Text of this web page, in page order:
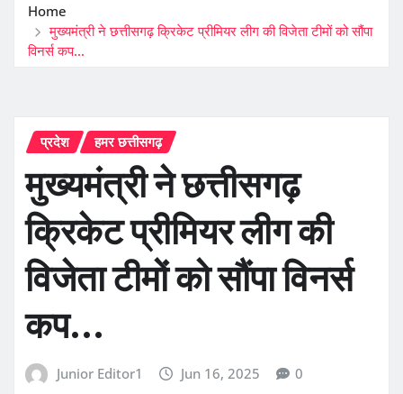
Home
मुख्यमंत्री ने छत्तीसगढ़ क्रिकेट प्रीमियर लीग की विजेता टीमों को सौंपा
विनर्स कप…
प्रदेश हमर छत्तीसगढ़
मुख्यमंत्री ने छत्तीसगढ़
क्रिकेट प्रीमियर लीग की
विजेता टीमों को सौंपा विनर्स
कप…
Junior Editor1 Jun 16, 2025 0